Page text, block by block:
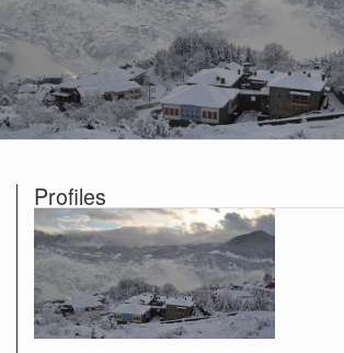
Profiles